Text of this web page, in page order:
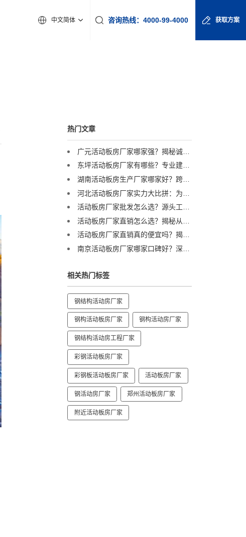
中文简体 咨询热线：4000-99-4000 获取方案
热门文章
东坪活动板房厂家有哪些？专业建议助您精准选择
活动板房厂家直销真的便宜吗？揭秘行业内幕：如何跳出低价陷阱！
相关热门标签
钢结构活动房厂家
钢构活动板房厂家 钢构活动房厂家
钢结构活动房工程厂家
彩钢活动板房厂家
彩钢板活动板房厂家 活动板房厂家
钢活动房厂家 郑州活动板房厂家
附近活动板房厂家